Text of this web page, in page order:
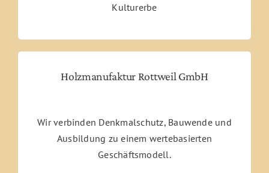
Kulturerbe
Holzmanufaktur Rottweil GmbH
Wir verbinden Denkmalschutz, Bauwende und
Ausbildung zu einem wertebasierten
Geschäftsmodell.